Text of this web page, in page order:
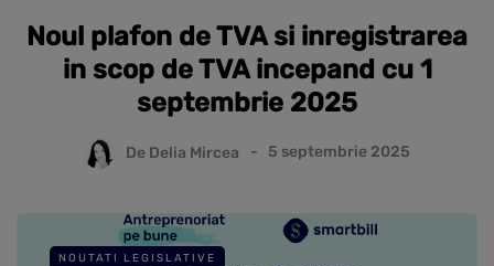
Noul plafon de TVA si inregistrarea
in scop de TVA incepand cu 1
septembrie 2025
De Delia Mircea 5 septembrie 2025
NOUTATI LEGISLATIVE